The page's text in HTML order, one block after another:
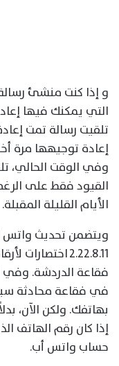
و إذا كنت منشئ
التي يمكنك فيها
تلقيت رسالة تمت
إعادة توجيهها مرة
وفي الوقت الحالي،
القيود فقط على
الأيام القليلة المقبلة.
2.22.8.11
فقاعة الدردشة. وفي
بهاتفك. ولكن الآن،
إذا كان رقم الهاتف
حساب واتس أب.